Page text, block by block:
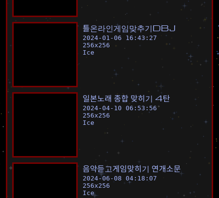
틀온라인게임맞추기DBJ
2024-01-06 16:43:27
256x256
Ice
일본노래 종합 맞히기 4탄
2024-04-10 06:53:56
256x256
Ice
음악듣고게임맞히기 연개소문
2024-06-08 04:18:07
256x256
Ice